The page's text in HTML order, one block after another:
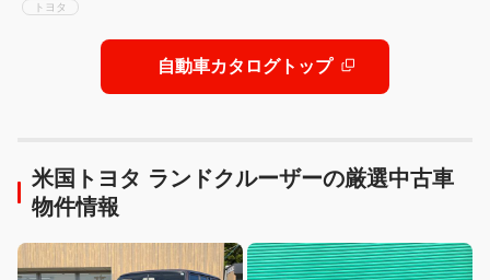
トヨタ
自動車カタログトップ
米国トヨタ ランドクルーザーの厳選中古車
物件情報